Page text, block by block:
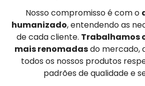
Nosso compromisso é com o
humanizado, entendendo as
de cada cliente. Trabalhamos
mais renomadasdo mercado,
todos os nossos produtos
padrões de qualidade e